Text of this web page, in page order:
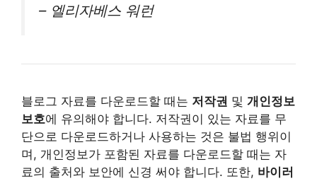
– 엘리자베스 워런
블로그 자료를 다운로드할 때는 저작권 및 개인정보
보호에 유의해야 합니다. 저작권이 있는 자료를 무
단으로 다운로드하거나 사용하는 것은 불법 행위이
며, 개인정보가 포함된 자료를 다운로드할 때는 자
료의 출처와 보안에 신경 써야 합니다. 또한, 바이러